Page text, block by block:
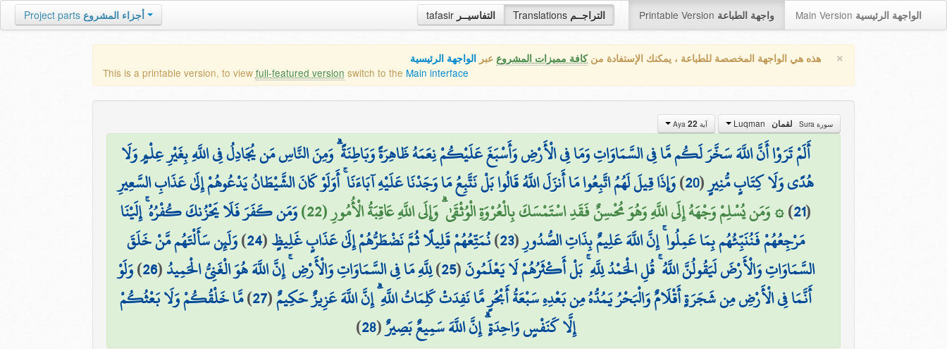
tafasir التفاسيــر Translations التراجــم Printable Version واجهة الطباعة Main Version الواجهة الرئيسية Project parts أجزاء المشروع
× هذه هي الواجهة المخصصة للطباعة ، يمكنك الإستفادة منكافة مميزات المشروع عبر الواجهة الرئيسية
This is a printable version, to view full-featured version switch to the Main interface
سورة Sura لقمان آية Aya 22
أَلَمْ تَرَوْا أَنَّ اللَّهَ سَخَّرَ لَكُم مَّا فِي السَّمَاوَاتِ وَمَا فِي الْأَرْضِ وَأَسْبَغَ عَلَيْكُمْ نِعَمَهُ ظَاهِرَةً وَبَاطِنَةً ۗ وَمِنَ النَّاسِ مَن يُجَادِلُ فِي اللَّهِ بِغَيْرِ عِلْمٍ وَلَا
هُدًى وَلَا كِتَابٍ مُّنِيرٍ(
20
)وَإِذَا قِيلَ لَهُمُ اتَّبِعُوا مَا أَنزَلَ اللَّهُ قَالُوا بَلْ نَتَّبِعُ مَا وَجَدْنَا عَلَيْهِ آبَاءَنَا ۚ أَوَلَوْ كَانَ الشَّيْطَانُ يَدْعُوهُمْ إِلَىٰ عَذَابِ السَّعِيرِ
(
21
)۞ وَمَن يُسْلِمْ وَجْهَهُ إِلَى اللَّهِ وَهُوَ مُحْسِنٌ فَقَدِ اسْتَمْسَكَ بِالْعُرْوَةِ الْوُثْقَىٰ ۗ وَإِلَى اللَّهِ عَاقِبَةُ الْأُمُورِ (22)
وَمَن كَفَرَ فَلَا يَحْزُنكَ كُفْرُهُ ۚ إِلَيْنَا
مَرْجِعُهُمْ فَنُنَبِّئُهُم بِمَا عَمِلُوا ۚ إِنَّ اللَّهَ عَلِيمٌ بِذَاتِ الصُّدُورِ(
23
)نُمَتِّعُهُمْ قَلِيلًا ثُمَّ نَضْطَرُّهُمْ إِلَىٰ عَذَابٍ غَلِيظٍ(
24
)وَلَئِن سَأَلْتَهُم مَّنْ خَلَقَ
السَّمَاوَاتِ وَالْأَرْضَ لَيَقُولُنَّ اللَّهُ ۚ قُلِ الْحَمْدُ لِلَّهِ ۚ بَلْ أَكْثَرُهُمْ لَا يَعْلَمُونَ(
25
)لِلَّهِ مَا فِي السَّمَاوَاتِ وَالْأَرْضِ ۚ إِنَّ اللَّهَ هُوَ الْغَنِيُّ الْحَمِيدُ(
26
)وَلَوْ
أَنَّمَا فِي الْأَرْضِ مِن شَجَرَةٍ أَقْلَامٌ وَالْبَحْرُ يَمُدُّهُ مِن بَعْدِهِ سَبْعَةُ أَبْحُرٍ مَّا نَفِدَتْ كَلِمَاتُ اللَّهِ ۗ إِنَّ اللَّهَ عَزِيزٌ حَكِيمٌ(
27
)مَّا خَلْقُكُمْ وَلَا بَعْثُكُمْ
إِلَّا كَنَفْسٍ وَاحِدَةٍ ۗ إِنَّ اللَّهَ سَمِيعٌ بَصِيرٌ(
28
)